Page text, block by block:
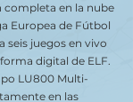
en la nube
Europea de Fútbol
seis juegos en vivo
digital de ELF.
LU800 Multi-
en las